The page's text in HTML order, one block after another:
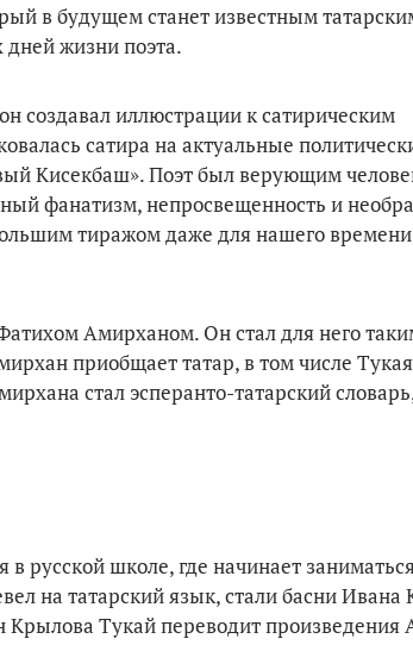
в будущем станет известным
дней жизни поэта.
создавал иллюстрации к сатирическим
сатира на актуальные
Кисекбаш». Поэт был верующим
фанатизм, непросвещенность и
тиражом даже для нашего
Амирханом. Он стал для него
приобщает татар, в том числе
стал эсперанто-татарский
русской школе, где начинает
на татарский язык, стали басни Ивана
Тукай переводит произведения